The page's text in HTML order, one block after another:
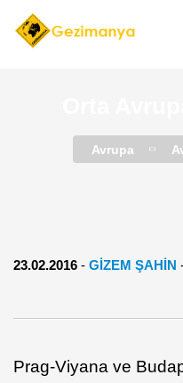
Avrupa
23.02.2016 - GIZEM ŞAHIN
Prag-Viyana ve